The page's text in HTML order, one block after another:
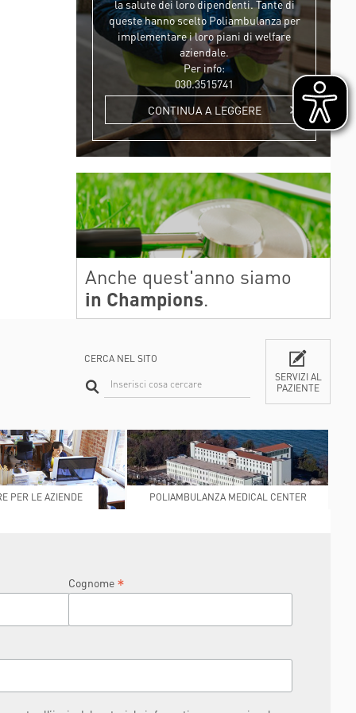
la salute dei loro dipendenti. Tante di
queste hanno scelto Poliambulanza per
implementare i loro piani di welfare
aziendale.
Per info:
030.3515741
CONTINUA A LEGGERE
Anche quest'anno siamo
in Champions.
SERVIZI AL
PAZIENTE
CONTATTI
CERCA NEL SITO
PER LE AZIENDE
POLIAMBULANZA MEDICAL CENTER
Cognome *